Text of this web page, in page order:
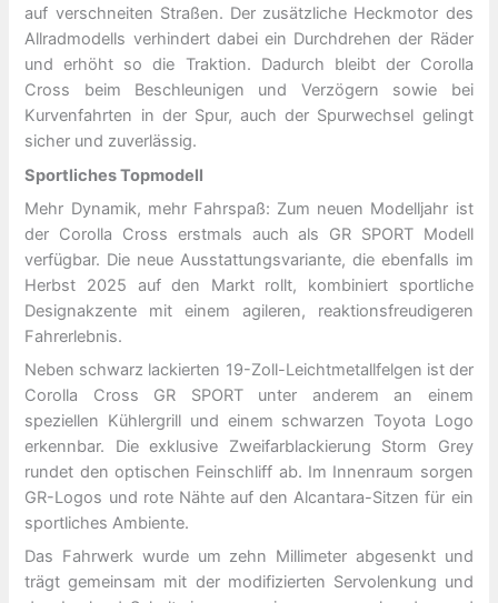
auf verschneiten Straßen. Der zusätzliche Heckmotor des
Allradmodells verhindert dabei ein Durchdrehen der Räder
und erhöht so die Traktion. Dadurch bleibt der Corolla
Cross beim Beschleunigen und Verzögern sowie bei
Kurvenfahrten in der Spur, auch der Spurwechsel gelingt
sicher und zuverlässig.
Sportliches Topmodell
Mehr Dynamik, mehr Fahrspaß: Zum neuen Modelljahr ist
der Corolla Cross erstmals auch als GR SPORT Modell
verfügbar. Die neue Ausstattungsvariante, die ebenfalls im
Herbst 2025 auf den Markt rollt, kombiniert sportliche
Designakzente mit einem agileren, reaktionsfreudigeren
Fahrerlebnis.
Neben schwarz lackierten 19-Zoll-Leichtmetallfelgen ist der
Corolla Cross GR SPORT unter anderem an einem
speziellen Kühlergrill und einem schwarzen Toyota Logo
erkennbar. Die exklusive Zweifarblackierung Storm Grey
rundet den optischen Feinschliff ab. Im Innenraum sorgen
GR-Logos und rote Nähte auf den Alcantara-Sitzen für ein
sportliches Ambiente.
Das Fahrwerk wurde um zehn Millimeter abgesenkt und
trägt gemeinsam mit der modifizierten Servolenkung und